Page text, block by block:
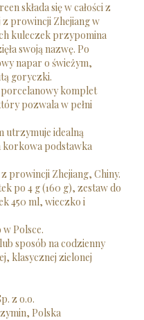
składa się w całości z
prowincji Zhejiang w
kuleczek przypomina
swoją nazwę. Po
napar o świeżym,
goryczki.
porcelanowy komplet
pozwala w pełni
utrzymuje idealną
podstawka
prowincji Zhejiang, Chiny.
po 4 g (160 g), zestaw do
450 ml, wieczko i
Polsce.
sposób na codzienny
klasycznej zielonej
z o.o.
Polska